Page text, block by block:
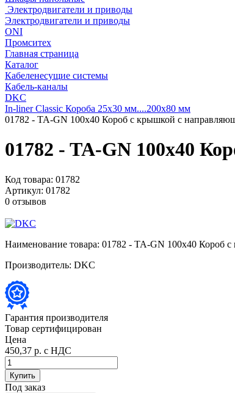
Электродвигатели и приводы
Электродвигатели и приводы
ONI
Промситех
Главная страница
Каталог
Кабеленесущие системы
Кабель-каналы
DKC
In-liner Classic Короба 25x30 мм....200x80 мм
01782 - TA-GN 100x40 Короб с крышкой с
01782 - TA-GN 100x40
Код товара: 01782
Артикул: 01782
0 отзывов
Наименование товара: 01782 - TA-GN 100x40 Короб
Производитель: DKC
Гарантия производителя
Товар сертифицирован
Цена
450,37 р. с НДС
Купить
Под заказ